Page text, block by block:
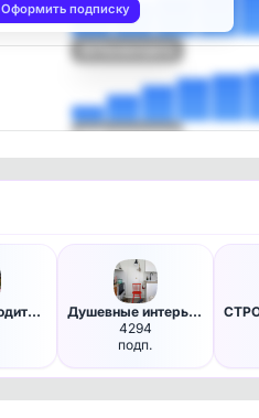
Посмотреть
Посмотреть
Оформить подписку
На даче пригодится!
Душевные интерьеры
4294
подп.